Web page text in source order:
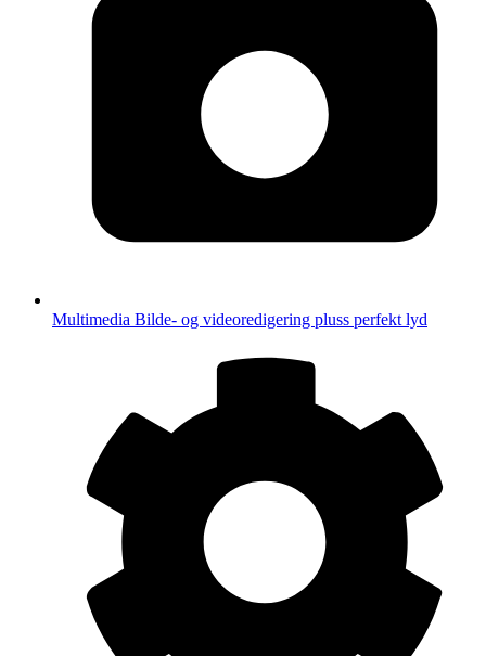
Multimedia Bilde- og videoredigering pluss perfekt lyd